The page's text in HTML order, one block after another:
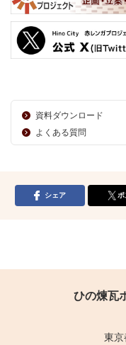
資料ダウンロード
よくある質問
シェア ポ
ひの煉瓦
東京